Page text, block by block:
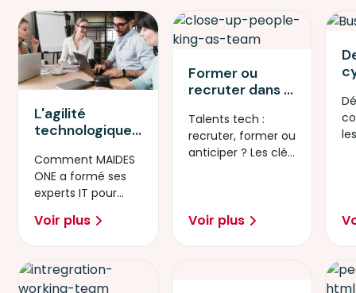
L'agilité
technologique :
moteur de
compétitivité
pour nos
entreprises
réunionnaises ?
Comment MAIDES
ONE a formé ses
experts IT pour
et booster la
compétitivité l
Voir plus
Former ou
recruter dans la
délais et ROI –
le comparatif
que les RH
Talents tech :
recruter, former ou
anticiper ? Les clés
Voir plus